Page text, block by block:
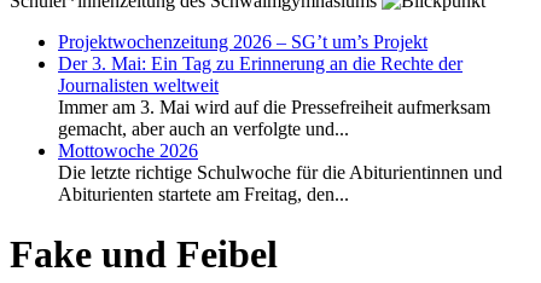
Projektwochenzeitung 2026 – SG’t um’s Projekt
Der 3. Mai: Ein Tag zu Erinnerung an die Rechte der
Journalisten weltweit
Immer am 3. Mai wird auf die Pressefreiheit aufmerksam
gemacht, aber auch an verfolgte und...
Mottowoche 2026
Die letzte richtige Schulwoche für die Abiturientinnen und
Abiturienten startete am Freitag, den...
Fake und Feibel